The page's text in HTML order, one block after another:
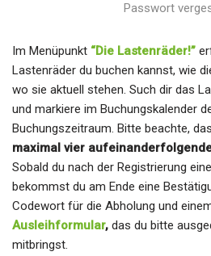
Passwort
Im Menüpunkt “Die Lastenräder!”
Lastenräder du buchen kannst, wie
wo sie aktuell stehen. Such dir das
und markiere im Buchungskalender
Buchungszeitraum. Bitte beachte,
maximal vier
Sobald du nach der Registrierung
bekommst du am Ende eine
Codewort für die Abholung und
Ausleihformular, das du bitte
mitbringst.